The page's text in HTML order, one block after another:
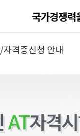
격증신청 안내